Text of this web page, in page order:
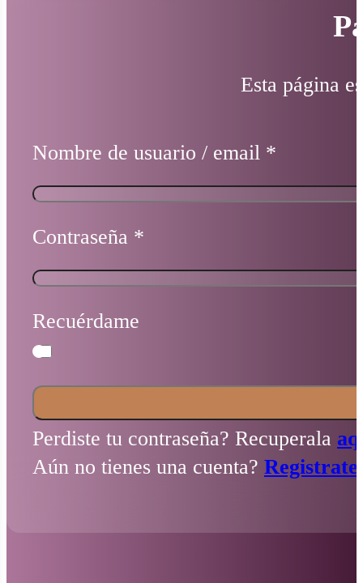
Esta página
Nombre de usuario / email *
Contraseña *
Recuérdame
Perdiste tu contraseña? Recuperala
Aún no tienes una cuenta?